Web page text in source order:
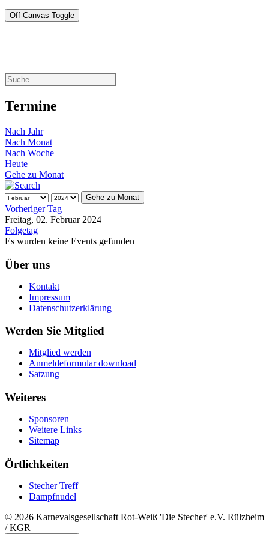
Off-Canvas Toggle
Termine
Nach Jahr
Nach Monat
Nach Woche
Heute
Gehe zu Monat
Gehe zu Monat
Vorheriger Tag
Freitag, 02. Februar 2024
Folgetag
Es wurden keine Events gefunden
Über uns
Kontakt
Impressum
Datenschutzerklärung
Werden Sie Mitglied
Mitglied werden
Anmeldeformular download
Satzung
Weiteres
Sponsoren
Weitere Links
Sitemap
Örtlichkeiten
Stecher Treff
Dampfnudel
© 2026 Karnevalsgesellschaft Rot-Weiß 'Die Stecher' e.V. Rülzheim
/ KGR